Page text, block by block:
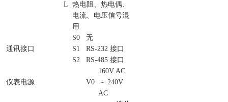
L 热电阻、热电偶、
电流、电压信号混
用
通讯接口
S0
无
S1
RS-232 接口
S2
RS-485 接口
仪表电源 V0
160V AC
～ 240V
AC